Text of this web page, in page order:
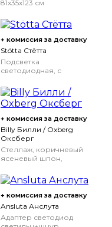
81x35x123 см
+ комиссия за доставку
Stötta Стётта
Подсветка
светодиодная, с
белый, 72 см
+ комиссия за доставку
Billy Билли / Oxberg
Оксберг
Стеллаж, коричневый
ясеневый шпон,
+ комиссия за доставку
Ansluta Анслута
Адаптер светодиод